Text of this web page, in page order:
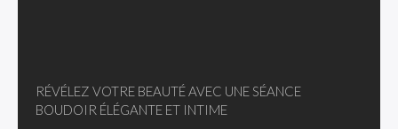
RÉVÉLEZ VOTRE BEAUTÉ AVEC UNE SÉANCE
BOUDOIR ÉLÉGANTE ET INTIME